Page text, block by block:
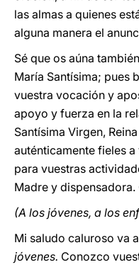
las almas a quienes
alguna manera el
Sé que os aúna
María Santísima; pues
vuestra vocación y
apoyo y fuerza en la
Santísima Virgen,
auténticamente fieles
para vuestras
Madre y
(A los jóvenes, a los
Mi saludo caluroso va
jóvenes. Conozco